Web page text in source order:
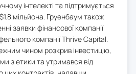
інтелекті та підтримується
мільйона. Груенбаум також
заявки фінансової компанії
компанії Thrive Capital.
чином розкрив інвестицію,
з етики та утримався від